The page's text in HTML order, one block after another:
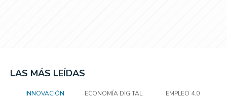
LAS MÁS LEÍDAS
INNOVACIÓN ECONOMÍA DIGITAL EMPLEO 4.0